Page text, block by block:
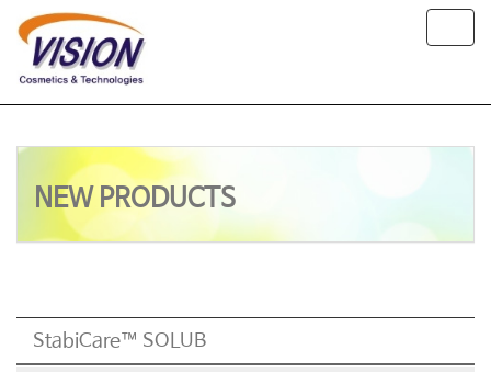
o
g
o
NEW PRODUCTS
StabiCare™ SOLUB